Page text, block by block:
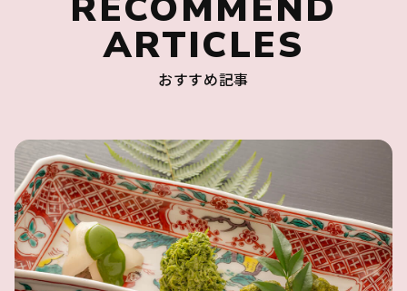
ARTICLES
おすすめ記事